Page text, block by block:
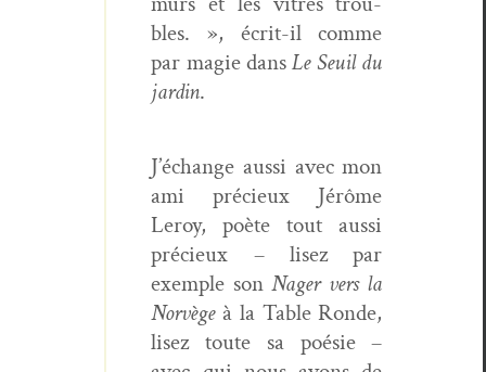
bles. », écrit-il comme
par magie dansLe Seuil du
jardin.
J’échange aus­si avec mon
ami pré­cieux Jérôme
Leroy, poète tout aus­si
pré­cieux – lisez par
exem­ple sonNag­er vers la
Norvège à la Table Ronde,
lisez toute sa poésie –